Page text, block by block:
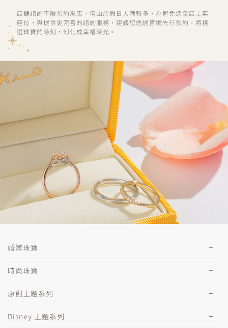
店鋪諮詢不限預約來店，但由於假日人潮較多，為避免您至店上無
座位，與提供更完善的諮詢服務，建議您透過官網先行預約，將挑
選珠寶的時刻，幻化成幸福時光。
婚嫁珠寶
時尚珠寶
原創主題系列
Disney 主題系列